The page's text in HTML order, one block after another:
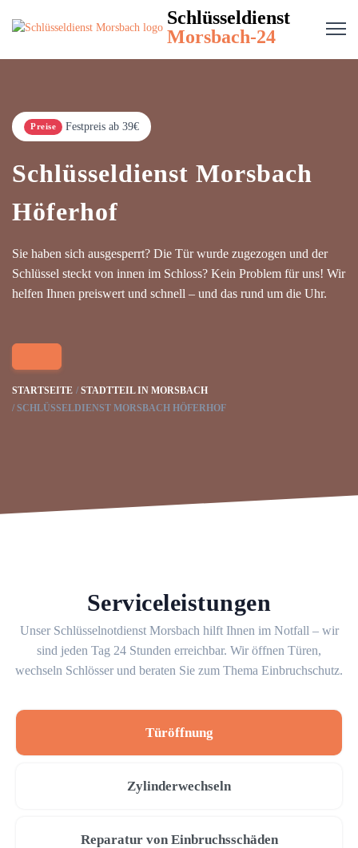
Schlüsseldienst
Morsbach-24
Preise Festpreis ab 39€
Schlüsseldienst Morsbach
Höferhof
Sie haben sich ausgesperrt? Die Tür wurde zugezogen und der
Schlüssel steckt von innen im Schloss? Kein Problem für uns! Wir
helfen Ihnen preiswert und schnell – und das rund um die Uhr.
STARTSEITE
STADTTEIL IN MORSBACH
SCHLÜSSELDIENST MORSBACH HÖFERHOF
Serviceleistungen
Unser Schlüsselnotdienst Morsbach hilft Ihnen im Notfall – wir
sind jeden Tag 24 Stunden erreichbar. Wir öffnen Türen,
wechseln Schlösser und beraten Sie zum Thema Einbruchschutz.
Türöffnung
Zylinderwechseln
Reparatur von Einbruchsschäden